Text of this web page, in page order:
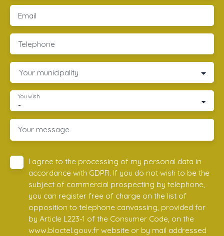
Email
Telephone
Your municipality
-
You wish
Your message
I agree to the processing of my personal data in
accordance with GDPR. If you do not wish to be the
subject of commercial prospecting by telephone,
you can register free of charge on the list of
opposition to telephone canvassing, provided for
by Article L223-1 of the Consumer Code, on the
www.bloctel.gouv.fr website or by mail addressed